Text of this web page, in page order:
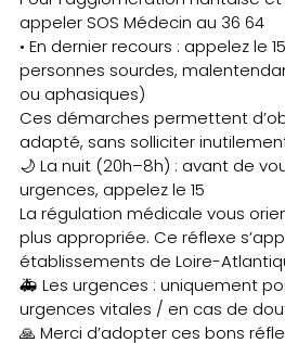
appeler SOS Médecin au 36 64
• En dernier recours : appelez le
personnes sourdes,
ou aphasiques)
Ces démarches permettent
adapté, sans solliciter
🌙 La nuit (20h–8h) : avant de
urgences, appelez le 15
La régulation médicale vous
plus appropriée. Ce réflexe
établissements de Loire-
🚑 Les urgences : uniquement
urgences vitales / en cas de
🙏 Merci d’adopter ces bons